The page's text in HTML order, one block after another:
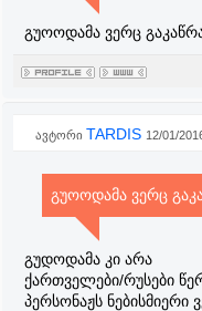
გუოოდამა ვერც
ავტორი TARDIS 12/01/
გუოოდამა ვერც
გუდოდამა კი არა
ქართველები/რუსები
პერსონაჟს